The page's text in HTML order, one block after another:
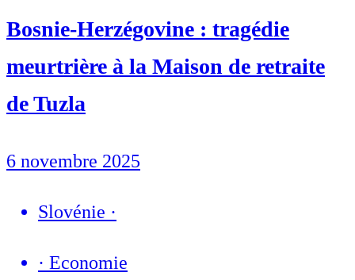
Bosnie-Herzégovine : tragédie
meurtrière à la Maison de retraite
de Tuzla
6 novembre 2025
Slovénie ·
· Economie